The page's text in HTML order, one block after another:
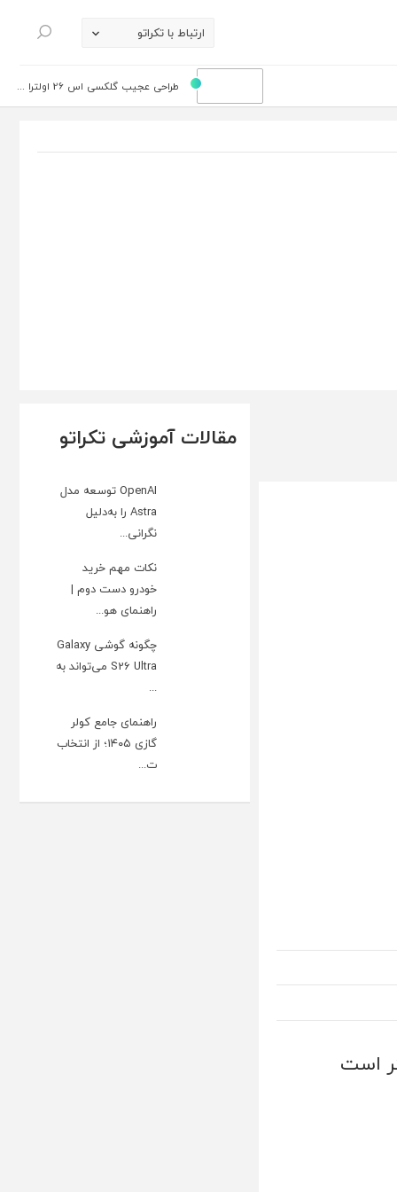
ارتباط با تکراتو
جستجو
طراحی عجیب گلکسی اس 26 اولترا ...
مقالات آموزشی تکراتو
OpenAI توسعه مدل
Astra را به‌دلیل
نگرانی...
نکات مهم خرید
خودرو دست دوم |
راهنمای هو...
چگونه گوشی Galaxy
S26 Ultra می‌تواند به
...
راهنمای جامع کولر
گازی ۱۴۰۵؛ از انتخاب
ت...